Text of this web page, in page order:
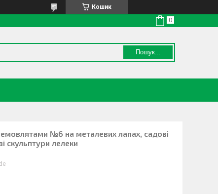
Кошик
Пошук...
№6 на металевих лапах, садові
скульптури лелеки